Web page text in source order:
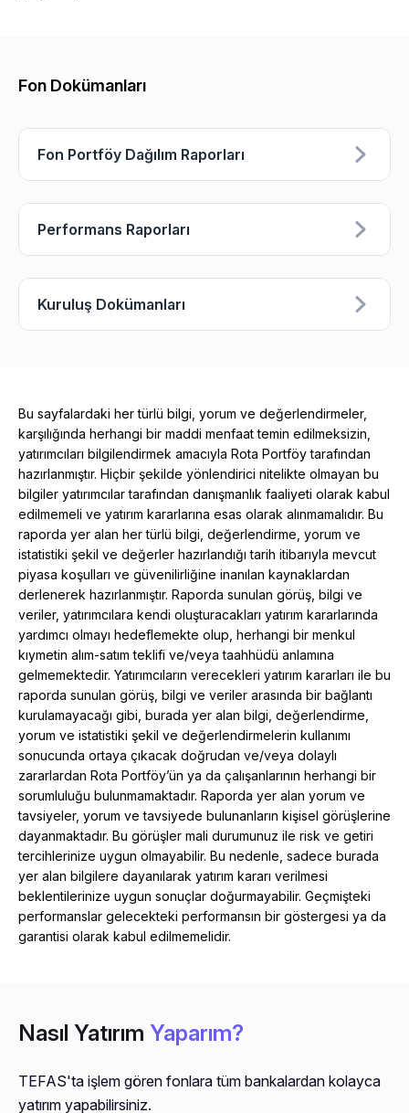
Fon Dokümanları
Fon Portföy Dağılım Raporları
Performans Raporları
Kuruluş Dokümanları
Bu sayfalardaki her türlü bilgi, yorum ve değerlendirmeler,
karşılığında herhangi bir maddi menfaat temin edilmeksizin,
yatırımcıları bilgilendirmek amacıyla Rota Portföy tarafından
hazırlanmıştır. Hiçbir şekilde yönlendirici nitelikte olmayan bu
bilgiler yatırımcılar tarafından danışmanlık faaliyeti olarak kabul
edilmemeli ve yatırım kararlarına esas olarak alınmamalıdır. Bu
raporda yer alan her türlü bilgi, değerlendirme, yorum ve
istatistiki şekil ve değerler hazırlandığı tarih itibarıyla mevcut
piyasa koşulları ve güvenilirliğine inanılan kaynaklardan
derlenerek hazırlanmıştır. Raporda sunulan görüş, bilgi ve
veriler, yatırımcılara kendi oluşturacakları yatırım kararlarında
yardımcı olmayı hedeflemekte olup, herhangi bir menkul
kıymetin alım-satım teklifi ve/veya taahhüdü anlamına
gelmemektedir. Yatırımcıların verecekleri yatırım kararları ile bu
raporda sunulan görüş, bilgi ve veriler arasında bir bağlantı
kurulamayacağı gibi, burada yer alan bilgi, değerlendirme,
yorum ve istatistiki şekil ve değerlendirmelerin kullanımı
sonucunda ortaya çıkacak doğrudan ve/veya dolaylı
zararlardan Rota Portföy’ün ya da çalışanlarının herhangi bir
sorumluluğu bulunmamaktadır. Raporda yer alan yorum ve
tavsiyeler, yorum ve tavsiyede bulunanların kişisel görüşlerine
dayanmaktadır. Bu görüşler mali durumunuz ile risk ve getiri
tercihlerinize uygun olmayabilir. Bu nedenle, sadece burada
yer alan bilgilere dayanılarak yatırım kararı verilmesi
beklentilerinize uygun sonuçlar doğurmayabilir. Geçmişteki
performanslar gelecekteki performansın bir göstergesi ya da
garantisi olarak kabul edilmemelidir.
Nasıl Yatırım Yaparım?
TEFAS'ta işlem gören fonlara tüm bankalardan kolayca
yatırım yapabilirsiniz.